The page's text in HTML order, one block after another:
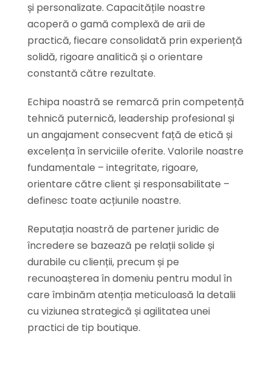
și personalizate. Capacitățile noastre
acoperă o gamă complexă de arii de
practică, fiecare consolidată prin experiență
solidă, rigoare analitică și o orientare
constantă către rezultate.
Echipa noastră se remarcă prin competență
tehnică puternică, leadership profesional și
un angajament consecvent față de etică și
excelența în serviciile oferite. Valorile noastre
fundamentale – integritate, rigoare,
orientare către client și responsabilitate –
definesc toate acțiunile noastre.
Reputația noastră de partener juridic de
încredere se bazează pe relații solide și
durabile cu clienții, precum și pe
recunoașterea în domeniu pentru modul în
care îmbinăm atenția meticuloasă la detalii
cu viziunea strategică și agilitatea unei
practici de tip boutique.